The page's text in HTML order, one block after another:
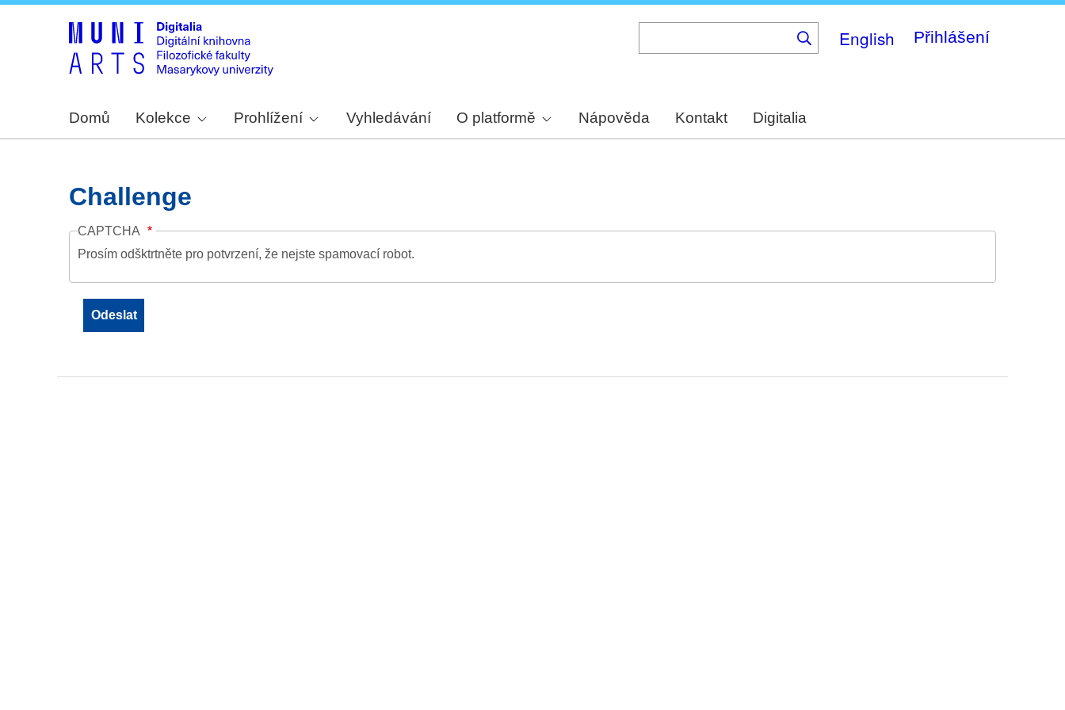
English Přihlášení
Domů Kolekce Prohlížení Vyhledávání O platformě Nápověda Kontakt Digitalia
Challenge
CAPTCHA
Prosím odšktrtněte pro potvrzení, že nejste spamovací robot.